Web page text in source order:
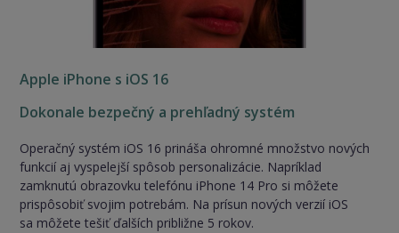
Apple iPhone s iOS 16
Dokonale bezpečný a prehľadný systém
Operačný systém iOS 16 prináša ohromné množstvo nových
funkcií aj vyspelejší spôsob personalizácie. Napríklad
zamknutú obrazovku telefónu iPhone 14 Pro si môžete
prispôsobiť svojim potrebám. Na prísun nových verzií iOS
sa môžete tešiť ďalších približne 5 rokov.